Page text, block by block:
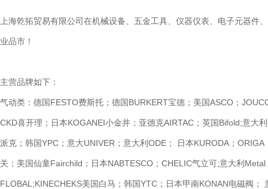
上海乾拓贸易有限公司在机械设备、五金工具、仪器仪表、电子元器
业品市！
主营品牌如下：
气动类：德国FESTO费斯托；德国BURKERT宝德；美国ASCO；
CKD喜开理；日本KOGANEI小金井；亚德克AIRTAC；英国Bifold;意大
派克；韩国YPC；意大UNIVER；意大利ODE； 日本KURODA；
关；美国仙童Fairchild；日本NABTESCO；CHELIC气立可;意大利
FLOBAL;KINECHEKS美国白马；韩国YTC；日本甲南KONAN电磁阀